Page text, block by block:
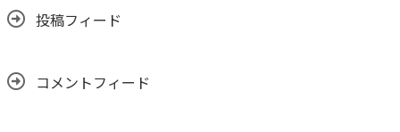
投稿フィード
コメントフィード